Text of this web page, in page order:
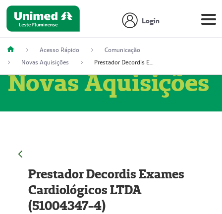
Login
Acesso Rápido
Comunicação
Novas Aquisições
Prestador Decordis Exames Cardiológicos LTDA (51004347-4)
Novas Aquisições
Prestador Decordis Exames
Cardiológicos LTDA
(51004347-4)